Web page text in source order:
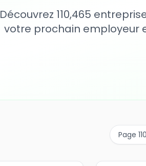
Découvrez 110,465
votre prochain employeur
Page